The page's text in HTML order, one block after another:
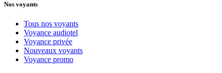
Nos voyants
Tous nos voyants
Voyance audiotel
Voyance privée
Nouveaux voyants
Voyance promo